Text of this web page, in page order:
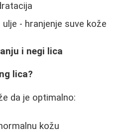
- hranjenje suve kože
i negi lica
lica?
da je optimalno:
kožu